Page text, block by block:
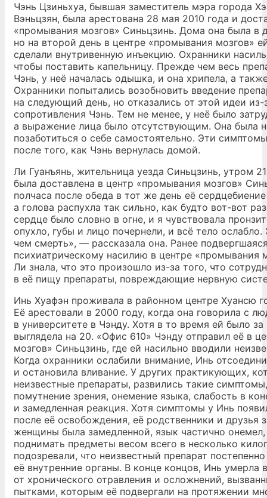
Чэнь Цзиньхуа, бывшая заместитель мэра города
Вэньцзян, была арестована 28 мая 2010 года и
«промывания мозгов» Синьцзинь. Дома она была в
но на второй день в центре «промывания мозгов»
сделали внутривенную инъекцию. Охранники
чтобы поставить капельницу. Прежде чем весь
Чэнь, у неё началась одышка, и она хрипела, а
Охранники попытались возобновить введение
на следующий день, но отказались от этой идеи из-
сопротивления Чэнь. Тем не менее, у неё было
а выражение лица было отсутствующим. Она была
позаботиться о себе самостоятельно. Эти
после того, как Чэнь вернулась домой.
Ли Гуанъянь, жительница уезда Синьцзинь, утром
была доставлена в центр «промывания мозгов»
полчаса после обеда в тот же день её
а голова распухла так сильно, как будто вот-вот
сердце было словно в огне, и я чувствовала
опухло, губы и лицо почернели, и всё тело
чем смерть», — рассказала она. Ранее
психиатрическому насилию в центре «промывания
Ли знала, что это произошло из-за того, что
в её пищу препараты, повреждающие нервную
Инь Хуафэн проживала в районном центре Хуансю
Её арестовали в 2000 году, когда она говорила с
в университете в Чэнду. Хотя в то время ей было за
выглядела на 20. «Офис 610» Чэнду отправил её в
мозгов» Синьцзинь, где ей насильно вводили
Когда охранники ослабили внимание, Инь
и остановила вливание. У других практикующих,
неизвестные препараты, развились такие
помутнение зрения, онемение языка, слабость в
и замедленная реакция. Хотя симптомы у Инь
после её освобождения, её родственники и друзья
женщины была замедленной, язык частично
поднимать предметы весом всего в несколько
подозревали, что неизвестный препарат
её внутренние органы. В конце концов, Инь умерла
от хронического отравления и осложнений,
пытками, которым её подвергали на протяжении